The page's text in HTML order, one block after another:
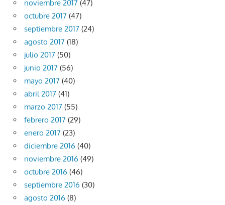
noviembre 2017 (47)
octubre 2017 (47)
septiembre 2017 (24)
agosto 2017 (18)
julio 2017 (50)
junio 2017 (56)
mayo 2017 (40)
abril 2017 (41)
marzo 2017 (55)
febrero 2017 (29)
enero 2017 (23)
diciembre 2016 (40)
noviembre 2016 (49)
octubre 2016 (46)
septiembre 2016 (30)
agosto 2016 (8)